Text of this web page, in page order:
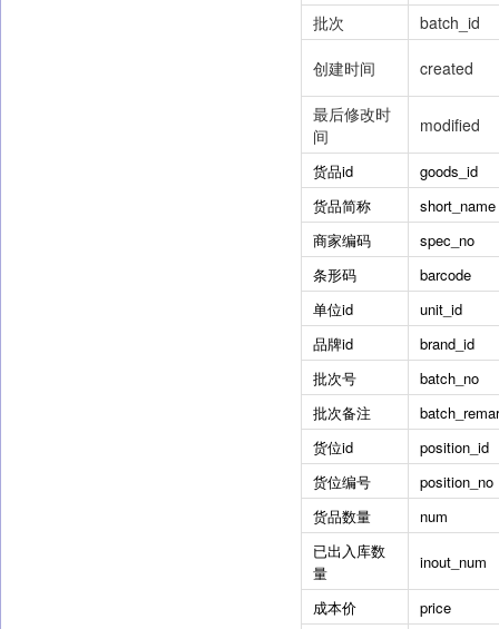
批次 batch_id
创建时间 created
最后修改时
间
modified
货品id
goods_id
货品简称
short_name
商家编码
spec_no
条形码
barcode
单位id
unit_id
品牌id
brand_id
批次号
batch_no
批次备注
货位id
position_id
货位编号
position_no
货品数量
num
已出入库数
量
inout_num
成本价
price